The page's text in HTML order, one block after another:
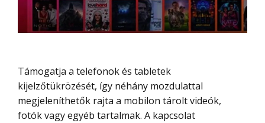
Támogatja a telefonok és tabletek
kijelzőtükrözését, így néhány mozdulattal
megjeleníthetők rajta a mobilon tárolt videók,
fotók vagy egyéb tartalmak. A kapcsolat